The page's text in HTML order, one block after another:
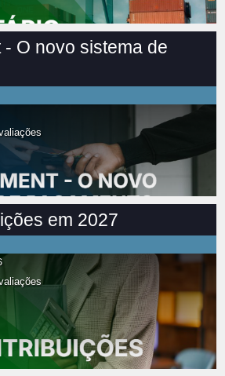
- O novo sistema de
em 2027